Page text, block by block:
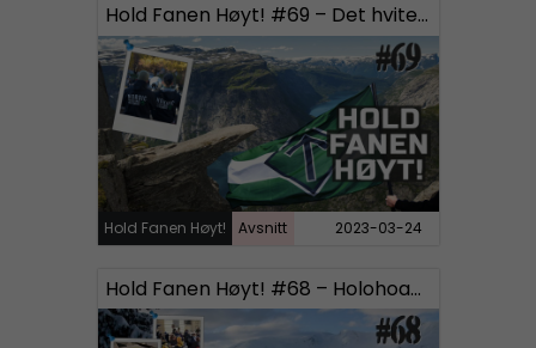
Hold Fanen Høyt! #69 – Det hvite sinnet
Hold Fanen Høyt! Avsnitt 2023-03-24
Hold Fanen Høyt! #68 – Holohoaxdagen, Based ukrainere og Pornografi